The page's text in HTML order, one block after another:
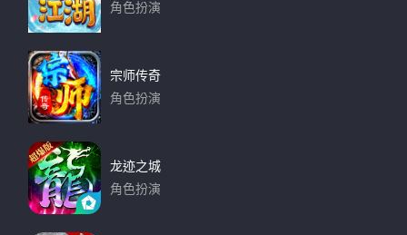
角色扮演
宗师传奇
角色扮演
龙迹之城
角色扮演